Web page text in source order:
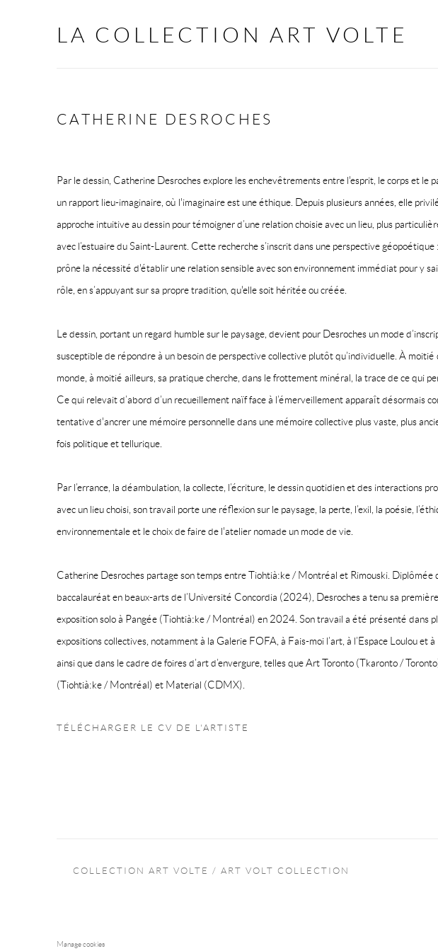
LA COLLECTION ART VOLTE
CATHERINE DESROCHES
Par le dessin, Catherine Desroches explore les enchevêtrements entre l'esprit, le corps et le
un rapport lieu-imaginaire, où l'imaginaire est une éthique. Depuis plusieurs années, elle
approche intuitive au dessin pour témoigner d’une relation choisie avec un lieu, plus
avec l’estuaire du Saint-Laurent. Cette recherche s’inscrit dans une perspective géopoétique
prône la nécessité d'établir une relation sensible avec son environnement immédiat pour y
rôle, en s’appuyant sur sa propre tradition, qu'elle soit héritée ou créée.
Le dessin, portant un regard humble sur le paysage, devient pour Desroches un mode
susceptible de répondre à un besoin de perspective collective plutôt qu’individuelle. À moitié
monde, à moitié ailleurs, sa pratique cherche, dans le frottement minéral, la trace de ce qui
Ce qui relevait d’abord d’un recueillement naïf face à l’émerveillement apparaît désormais
tentative d'ancrer une mémoire personnelle dans une mémoire collective plus vaste, plus
fois politique et tellurique.
Par l’errance, la déambulation, la collecte, l’écriture, le dessin quotidien et des interactions
avec un lieu choisi, son travail porte une réflexion sur le paysage, la perte, l’exil, la poésie,
environnementale et le choix de faire de l'atelier nomade un mode de vie.
Catherine Desroches partage son temps entre Tiohtià:ke / Montréal et Rimouski. Diplômée
baccalauréat en beaux-arts de l’Université Concordia (2024), Desroches a tenu sa première
exposition solo à Pangée (Tiohtià:ke / Montréal) en 2024. Son travail a été présenté dans
expositions collectives, notamment à la Galerie FOFA, à Fais-moi l’art, à l’Espace Loulou et à
ainsi que dans le cadre de foires d’art d’envergure, telles que Art Toronto (Tkaronto /
(Tiohtià:ke / Montréal) et Material (CDMX).
TÉLÉCHARGER LE CV DE L'ARTISTE
COLLECTION ART VOLTE / ART VOLT COLLECTION
Manage cookies